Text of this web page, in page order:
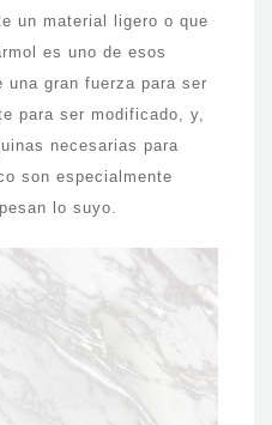
un material ligero o que
es uno de esos
una gran fuerza para ser
para ser modificado, y,
necesarias para
son especialmente
lo suyo.